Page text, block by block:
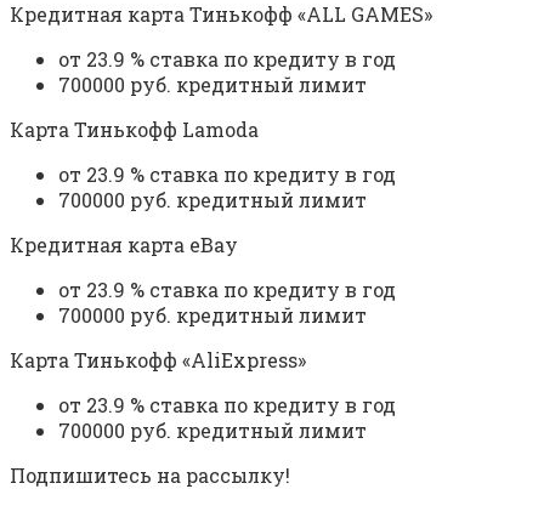
Кредитная карта Тинькофф «ALL GAMES»
от 23.9 % ставка по кредиту в год
700000 руб. кредитный лимит
Карта Тинькофф Lamoda
от 23.9 % ставка по кредиту в год
700000 руб. кредитный лимит
Кредитная карта eBay
от 23.9 % ставка по кредиту в год
700000 руб. кредитный лимит
Карта Тинькофф «AliExpress»
от 23.9 % ставка по кредиту в год
700000 руб. кредитный лимит
Подпишитесь на рассылку!